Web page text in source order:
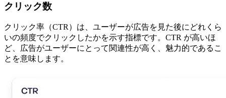
クリック数
クリック率（CTR）は、ユーザーが広告を見た後にどれくら
いの頻度でクリックしたかを示す指標です。CTR が高いほ
ど、広告がユーザーにとって関連性が高く、魅力的であるこ
とを意味します。